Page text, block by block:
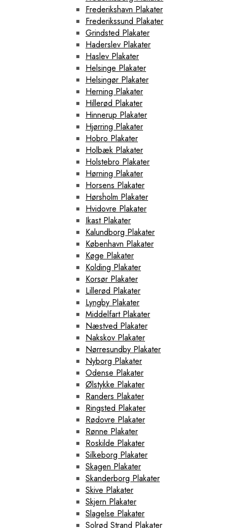
Frederikshavn Plakater
Frederikssund Plakater
Grindsted Plakater
Haderslev Plakater
Haslev Plakater
Helsinge Plakater
Helsingør Plakater
Herning Plakater
Hillerød Plakater
Hinnerup Plakater
Hjørring Plakater
Hobro Plakater
Holbæk Plakater
Holstebro Plakater
Hørning Plakater
Horsens Plakater
Hørsholm Plakater
Hvidovre Plakater
Ikast Plakater
Kalundborg Plakater
København Plakater
Køge Plakater
Kolding Plakater
Korsør Plakater
Lillerød Plakater
Lyngby Plakater
Middelfart Plakater
Næstved Plakater
Nakskov Plakater
Nørresundby Plakater
Nyborg Plakater
Odense Plakater
Ølstykke Plakater
Randers Plakater
Ringsted Plakater
Rødovre Plakater
Rønne Plakater
Roskilde Plakater
Silkeborg Plakater
Skagen Plakater
Skanderborg Plakater
Skive Plakater
Skjern Plakater
Slagelse Plakater
Solrød Strand Plakater